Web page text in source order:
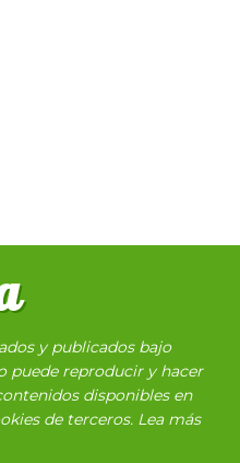
y publicados bajo
puede reproducir y hacer
disponibles en
de terceros. Lea más